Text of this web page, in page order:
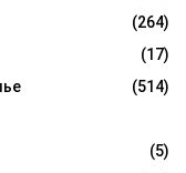
(264)
(17)
(514)
(5)